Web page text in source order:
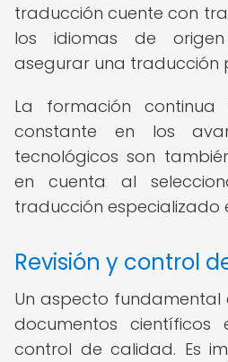
traducción cuente con
los idiomas de
asegurar una traducción
La formación
constante en los
tecnológicos son
en cuenta al
traducción especializado
Revisión y control
Un aspecto
documentos
control de calidad. Es